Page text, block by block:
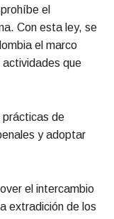
el
Con esta ley, se
el marco
actividades que
prácticas de
y adoptar
el intercambio
extradición de los